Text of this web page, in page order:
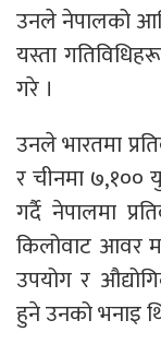
उनले नेपालको
यस्ता
गरे ।
उनले भारतमा
र चीनमा ७,१००
गर्दै नेपालमा
किलोवाट आवर
उपयोग र
हुने उनको भनाइ